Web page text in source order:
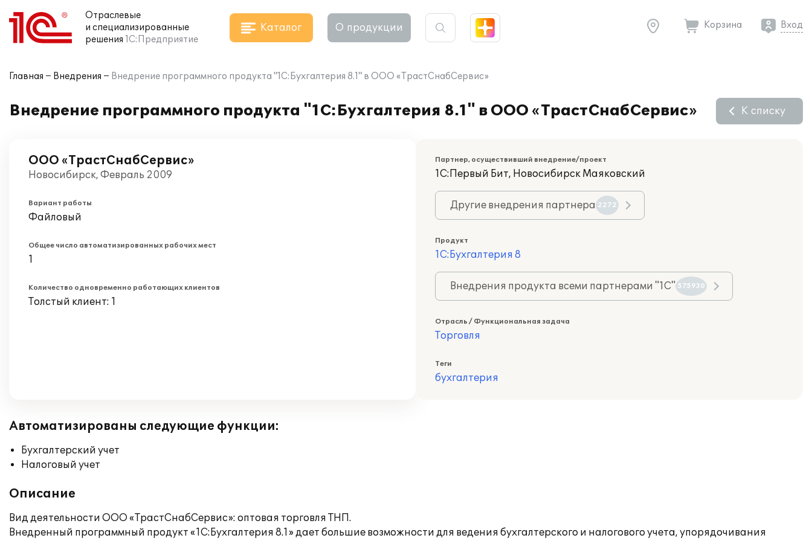
Отраслевые
и специализированные
решения 1С:Предприятие
Каталог О продукции Корзина Вход
Главная Внедрения Внедрение программного продукта "1С:Бухгалтерия 8.1" в ООО «ТрастСнабСервис»
Внедрение программного продукта "1С:Бухгалтерия 8.1" в ООО «ТрастСнабСервис» К списку
ООО «ТрастСнабСервис»
Новосибирск, Февраль 2009
Вариант работы
Файловый
Общее число автоматизированных рабочих мест
1
Количество одновременно работающих клиентов
Толстый клиент: 1
Партнер, осуществивший внедрение/проект
1С:Первый Бит, Новосибирск Маяковский
Другие внедрения партнера 2272
Продукт
1С:Бухгалтерия 8
Внедрения продукта всеми партнерами "1С" 575930
Отрасль / Функциональная задача
Торговля
Теги
бухгалтерия
Автоматизированы следующие функции:
Бухгалтерский учет
Налоговый учет
Описание
Вид деятельности ООО «ТрастСнабСервис»: оптовая торговля ТНП.
Внедренный программный продукт «1С:Бухгалтерия 8.1» дает большие возможности для ведения бухгалтерского и налогового учета, упорядочивания